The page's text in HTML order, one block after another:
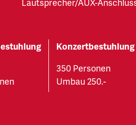
Konzertbestuhlung
350 Personen
Umbau 250.-